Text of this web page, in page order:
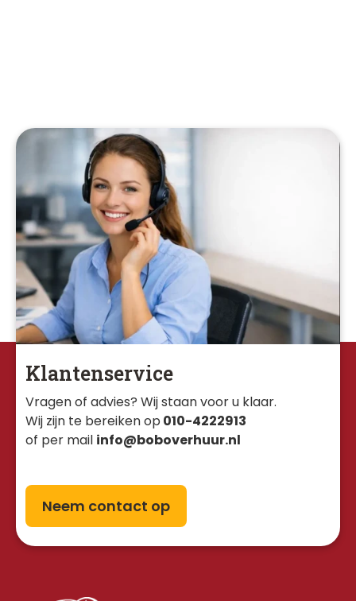
Klantenservice
Vragen of advies? Wij staan voor u klaar.
Wij zijn te bereiken op 010-4222913
of per mail info@boboverhuur.nl
Neem contact op